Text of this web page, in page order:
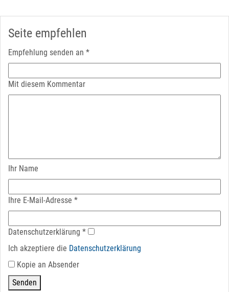
Seite empfehlen
Empfehlung senden an *
Mit diesem Kommentar
Ihr Name
Ihre E-Mail-Adresse *
Datenschutz­erklärung *
Ich akzeptiere die Datenschutz­erklärung
Kopie an Absender